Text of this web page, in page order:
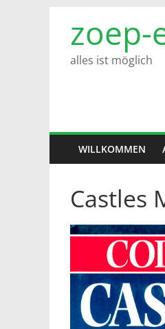
Inhalt
springen
alles ist möglich
WILLKOMMEN
Castles